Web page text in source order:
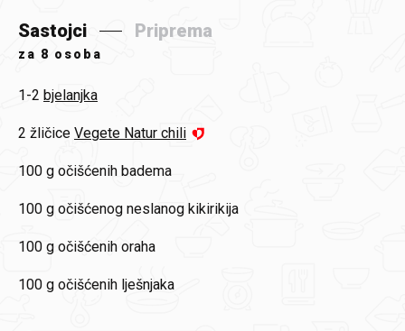
Sastojci Priprema
za 8 osoba
1-2 bjelanjka
2 žličice Vegete Natur chili
100 g očišćenih badema
100 g očišćenog neslanog kikirikija
100 g očišćenih oraha
100 g očišćenih lješnjaka